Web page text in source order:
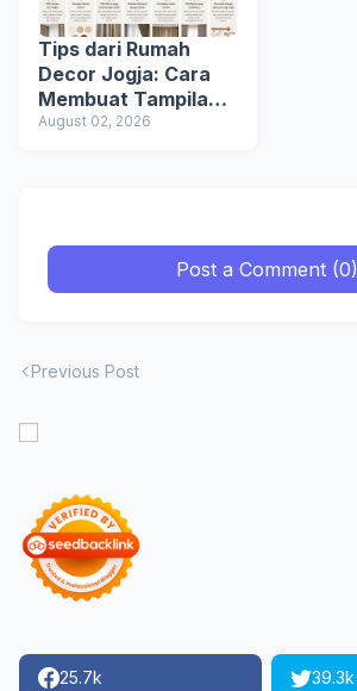
Tips dari Rumah
Decor Jogja: Cara
Membuat Tampilan
Gorden Ala Hotel
August 02, 2026
Post a Comment (0)
Previous Post
25.7k 39.3k